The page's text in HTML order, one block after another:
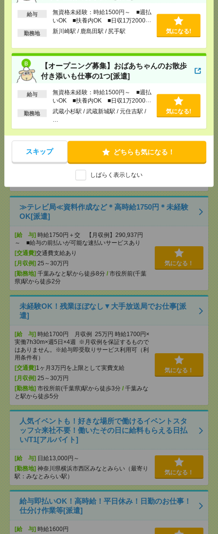
給与
無資格未経験：時給1500円～ ■週払
いOK ■扶養内OK ■日収1万2000円
以上
勤務地 新川崎駅 / 鹿島田駅 / 尻手駅 気になる!
【オープニング募集】おばあちゃんのお散歩
付き添いも仕事の1つ[派遣]
給与
無資格未経験：時給1500円～ ■週払
いOK ■扶養内OK ■日収1万2000円
以上
勤務地
武蔵小杉駅 / 武蔵新城駅 / 元住吉駅 /
気になる!
スキップ どちらも気になる！
しばらく表示しない
マイカー通勤OK！平塚！仕様書のデータ入力メイン
*＊50代活躍中[派遣]
[給 与]時給1700円＋交
[交通費]交通費実費支給（当社規定あり）
[勤務地]
平塚駅からバス15分
気になる！
【週2在宅勤務】残業ほぼなし▼車通勤OK＊千葉ニ
ュータウン中央での営業事務[派遣]
時給1484円 月収例 23万円 時給1484円×
実働7h45m×週5日×4週 ※月収例を保証するもので
はありません。※給与即受取りサービス利用可（利
[交通費]1ヶ月3万円を上限として実費支給
[月収例]20～25万円
千葉ニュータウン中央駅からバス10分/木
気になる！
≫テレビ局≪資料作成など＊高時給1750円＊未経験
OK[派遣]
[給 与] 時給1750円＋交 【月収例】290,937円
～ ■給与の前払いが可能な速払いサービスあり
[交通費]交通費支給あり
[月収例] 25～30万円
[勤務地] 千葉みなと駅から徒歩8分 / 市役所前(千葉
県)駅から徒歩2分
気になる！
未経験OK！残業ほぼなし▼大手放送局でお仕事[派
遣]
[給 与] 時給1700円 月収例 25万円 時給1700円×
実働7h30m×週5日×4週 ※月収例を保証するもので
はありません。※給与即受取りサービス利用可（利
用条件有）
[交通費] 1ヶ月3万円を上限として実費支給
[月収例] 25～30万円
[勤務地] 市役所前(千葉県)駅から徒歩3分 / 千葉みな
と駅から徒歩5分
気になる！
人気イベントも！好きな場所で働けるイベントスタ
ッフ☆来社不要！働いたその日に給料もらえる日払
い/T1[アルバイト]
[給 与] 日給13,000円～
[勤務地] 神奈川県横浜市西区みなとみらい（最寄り
駅：みなとみらい駅）
気になる！
給与即払いOK！高時給！平日休み！日勤のお仕事！
仕分け作業等[派遣]
[給 与] 時給1600円